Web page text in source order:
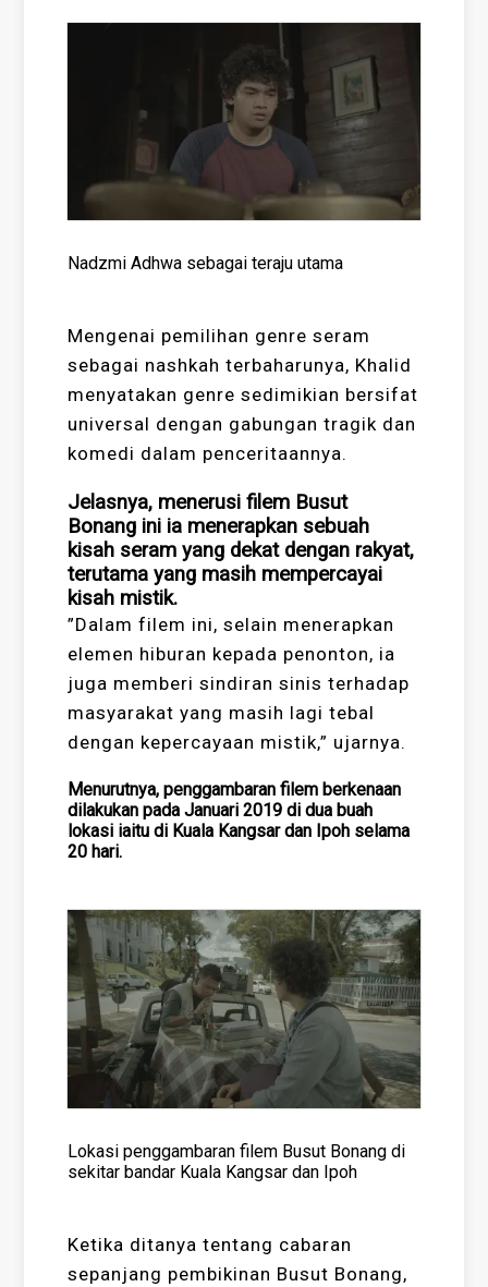
Nadzmi Adhwa sebagai teraju utama
Mengenai pemilihan genre seram
sebagai nashkah terbaharunya, Khalid
menyatakan genre sedimikian bersifat
universal dengan gabungan tragik dan
komedi dalam penceritaannya.
Jelasnya, menerusi filem Busut
Bonang ini ia menerapkan sebuah
kisah seram yang dekat dengan rakyat,
terutama yang masih mempercayai
kisah mistik.
”Dalam filem ini, selain menerapkan
elemen hiburan kepada penonton, ia
juga memberi sindiran sinis terhadap
masyarakat yang masih lagi tebal
dengan kepercayaan mistik,” ujarnya.
Menurutnya, penggambaran filem berkenaan
dilakukan pada Januari 2019 di dua buah
lokasi iaitu di Kuala Kangsar dan Ipoh selama
20 hari.
Lokasi penggambaran filem Busut Bonang di
sekitar bandar Kuala Kangsar dan Ipoh
Ketika ditanya tentang cabaran
sepanjang pembikinan Busut Bonang,